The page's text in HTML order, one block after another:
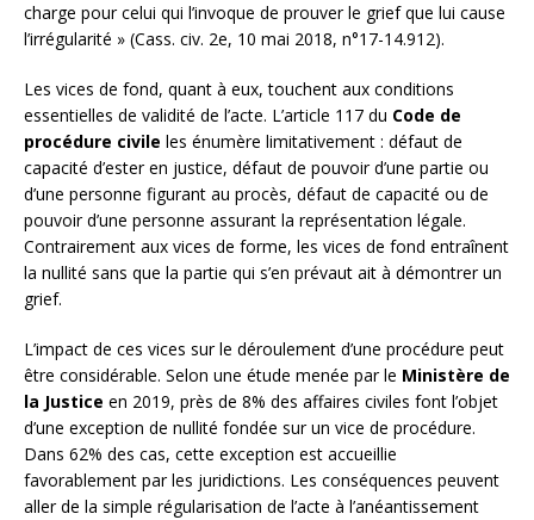
charge pour celui qui l’invoque de prouver le grief que lui cause
l’irrégularité » (Cass. civ. 2e, 10 mai 2018, n°17-14.912).
Les vices de fond, quant à eux, touchent aux conditions
essentielles de validité de l’acte. L’article 117 du Code de
procédure civile les énumère limitativement : défaut de
capacité d’ester en justice, défaut de pouvoir d’une partie ou
d’une personne figurant au procès, défaut de capacité ou de
pouvoir d’une personne assurant la représentation légale.
Contrairement aux vices de forme, les vices de fond entraînent
la nullité sans que la partie qui s’en prévaut ait à démontrer un
grief.
L’impact de ces vices sur le déroulement d’une procédure peut
être considérable. Selon une étude menée par le Ministère de
la Justice en 2019, près de 8% des affaires civiles font l’objet
d’une exception de nullité fondée sur un vice de procédure.
Dans 62% des cas, cette exception est accueillie
favorablement par les juridictions. Les conséquences peuvent
aller de la simple régularisation de l’acte à l’anéantissement